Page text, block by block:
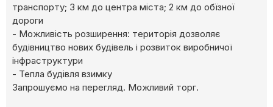
транспорту; 3 км до центра міста; 2 км до обїзної
дороги
- Можливість розширення: територія дозволяє
будівництво нових будівель і розвиток виробничої
інфраструктури
- Тепла будівля взимку
Запрошуємо на перегляд. Можливий торг.